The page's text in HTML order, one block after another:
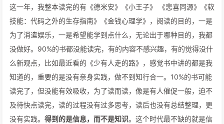
这一年，我整本读完的有《德米安》《小王子》 《悲喜同源》《软
技能：代码之外的生存指南》《金钱心理学》，阅读的目的，一是
为了消遣娱乐，一是希望能学到点什么，无论出于哪种目的，我都
没做好。90%的书都没能读完，有的内容不感兴趣，有的觉得没什
么新观点，比如最近看的《少有人走的路》，感觉书中讲的都是我
知道的，重要的是没有亲身实践，做不到知行合一。10%的书可能
读完了，但没能有效吸收，为了读而读，像是有人催促一般，迫不
及待快点读完，读的过程没有过多思考，读后也没有总结整理，更
没有实践。 得到的是信息，而不是知识。这个时代最不缺的就是信